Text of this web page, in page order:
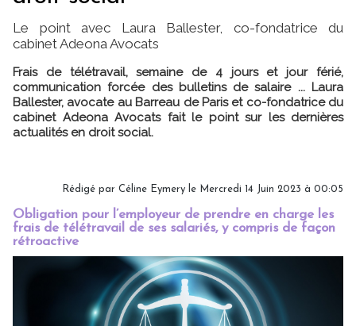
Le point avec Laura Ballester, co-fondatrice du
cabinet Adeona Avocats
Frais de télétravail, semaine de 4 jours et jour férié,
communication forcée des bulletins de salaire ... Laura
Ballester, avocate au Barreau de Paris et co-fondatrice du
cabinet Adeona Avocats fait le point sur les dernières
actualités en droit social.
Rédigé par Céline Eymery le Mercredi 14 Juin 2023 à 00:05
Obligation pour l’employeur de prendre en charge les
frais de télétravail de ses salariés, y compris de façon
rétroactive